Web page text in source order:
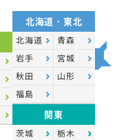
北海道・東北
北海道
青森
岩手
宮城
秋田
山形
福島
関東
茨城
栃木